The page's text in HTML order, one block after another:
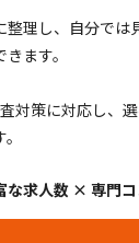
理し、自分では
ます。
対策に対応し、
な求人数 × 専門